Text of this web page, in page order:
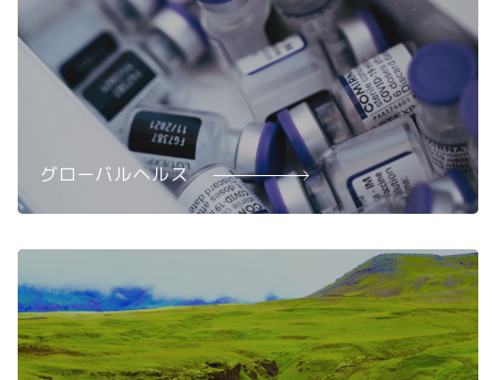
グローバルヘルス